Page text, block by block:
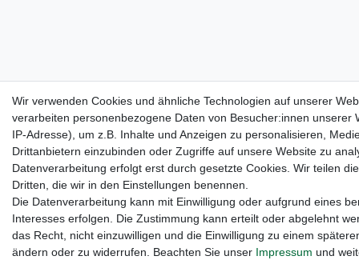
Wir verwenden Cookies und ähnliche Technologien auf unserer
verarbeiten personenbezogene Daten von Besucher:innen unserer
IP-Adresse), um z.B. Inhalte und Anzeigen zu personalisieren,
Drittanbietern einzubinden oder Zugriffe auf unsere Website zu
Datenverarbeitung erfolgt erst durch gesetzte Cookies. Wir teilen
Dritten, die wir in den Einstellungen benennen.
Die Datenverarbeitung kann mit Einwilligung oder aufgrund eines
Interesses erfolgen. Die Zustimmung kann erteilt oder abgelehnt
das Recht, nicht einzuwilligen und die Einwilligung zu einem
ändern oder zu widerrufen. Beachten Sie unser Impressum und